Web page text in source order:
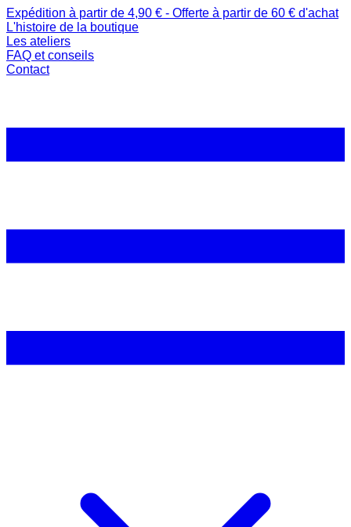
Expédition à partir de 4,90 € - Offerte à partir de 60 € d'achat
L'histoire de la boutique
Les ateliers
FAQ et conseils
Contact